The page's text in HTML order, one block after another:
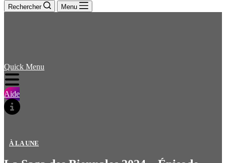
Rechercher Menu
Quick Menu
Aide
À LA UNE